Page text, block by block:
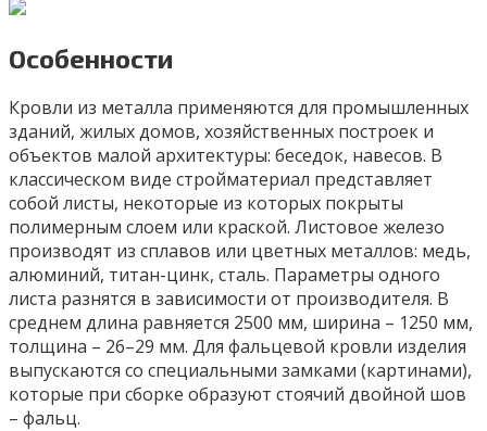
Особенности
Кровли из металла применяются для промышленных
зданий, жилых домов, хозяйственных построек и
объектов малой архитектуры: беседок, навесов. В
классическом виде стройматериал представляет
собой листы, некоторые из которых покрыты
полимерным слоем или краской. Листовое железо
производят из сплавов или цветных металлов: медь,
алюминий, титан-цинк, сталь. Параметры одного
листа разнятся в зависимости от производителя. В
среднем длина равняется 2500 мм, ширина – 1250 мм,
толщина – 26–29 мм. Для фальцевой кровли изделия
выпускаются со специальными замками (картинами),
которые при сборке образуют стоячий двойной шов
– фальц.